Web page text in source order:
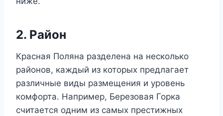
2. Район
Красная Поляна разделена на несколько
районов, каждый из которых предлагает
различные виды размещения и уровень
комфорта. Например, Березовая Горка
считается одним из самых престижных